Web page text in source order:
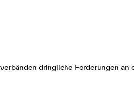
dringliche Forderungen an